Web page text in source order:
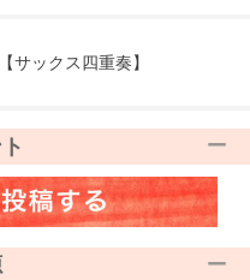
サックス四重奏】